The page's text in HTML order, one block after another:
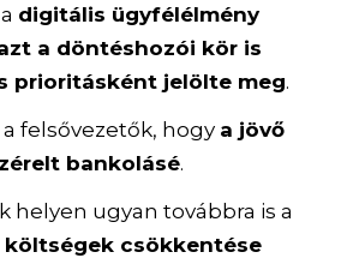
digitális ügyfélélmény
a döntéshozói kör is
prioritásként jelölte meg.
a felsővezetők, hogy a jövő
bankolásé.
helyen ugyan továbbra is a
költségek csökkentése